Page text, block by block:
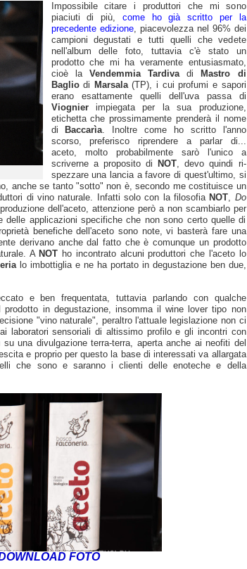
Impossibile citare i produttori che mi sono
piaciuti di più, come ho già scritto per la
precedente edizione, piacevolezza nel 96% dei
campioni degustati e tutti quelli che vedete
nell'album delle foto, tuttavia c'è stato un
prodotto che mi ha veramente entusiasmato,
cioè la Vendemmia Tardivadi
Mastro di
Bagliodi Marsala(TP), i cui profumi e sapori
erano esattamente quelli dell'uva passa di
Viognierimpiegata per la sua produzione,
etichetta che prossimamente prenderà il nome
di
Baccarìa. Inoltre come ho scritto l'anno
scorso, preferisco riprendere a parlar di...
aceto, molto probabilmente sarò l'unico a
scriverne a proposito di
NOT, devo quindi ri-
spezzare una lancia a favore di quest'ultimo, si
anche se tanto "sotto" non è, secondo me costituisce un
di vino naturale. Infatti solo con la filosofia NOT, Do
dell'aceto, attenzione però a non scambiarlo per
applicazioni specifiche che non sono certo quelle di
benefiche dell'aceto sono note, vi basterà fare una
derivano anche dal fatto che è comunque un prodotto
A NOT ho incontrato alcuni produttori che l'aceto lo
lo imbottiglia e ne ha portato in degustazione ben due,
e ben frequentata, tuttavia parlando con qualche
in degustazione, insomma il wine lover tipo non
"vino naturale", peraltro l'attuale legislazione non ci
laboratori sensoriali di altissimo profilo e gli incontri con
una divulgazione terra-terra, aperta anche ai neofiti del
e proprio per questo la base di interessati va allargata
che sono e saranno i clienti delle enoteche e della
FOTO